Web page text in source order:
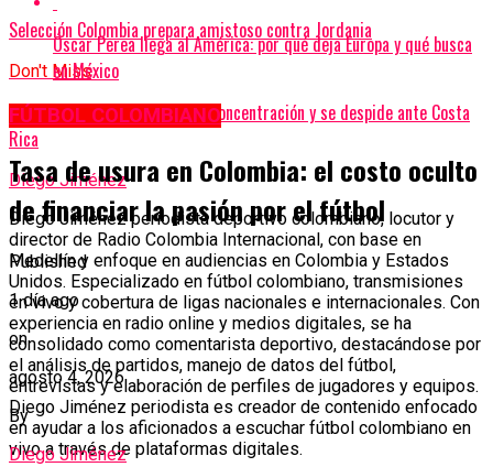
Selección Colombia prepara amistoso contra Jordania
Don't Miss
Selección Colombia completa concentración y se despide ante Costa
Rica
Diego Jiménez
Diego Jiménez periodista deportivo colombiano, locutor y
director de Radio Colombia Internacional, con base en
Medellín y enfoque en audiencias en Colombia y Estados
Unidos. Especializado en fútbol colombiano, transmisiones
en vivo y cobertura de ligas nacionales e internacionales. Con
experiencia en radio online y medios digitales, se ha
consolidado como comentarista deportivo, destacándose por
el análisis de partidos, manejo de datos del fútbol,
entrevistas y elaboración de perfiles de jugadores y equipos.
Diego Jiménez periodista es creador de contenido enfocado
en ayudar a los aficionados a escuchar fútbol colombiano en
vivo a través de plataformas digitales.
Óscar Perea llega al América: por qué deja Europa y qué busca
en México
FÚTBOL COLOMBIANO
Tasa de usura en Colombia: el costo oculto
de financiar la pasión por el fútbol
Published
1 día ago
on
agosto 4, 2026
By
Diego Jiménez